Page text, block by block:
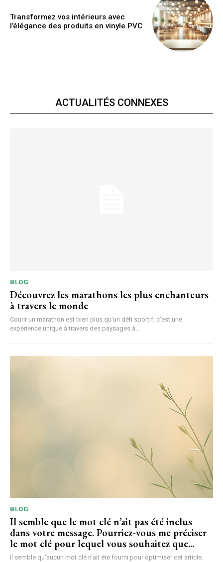
Transformez vos intérieurs avec
l’élégance des produits en vinyle PVC
ACTUALITÉS CONNEXES
BLOG
Découvrez les marathons les plus enchanteurs
à travers le monde
Courir un marathon est bien plus qu’un défi sportif, c’est une
expérience unique à travers des paysages à...
BLOG
Il semble que le mot clé n’ait pas été inclus
dans votre message. Pourriez-vous me préciser
le mot clé pour lequel vous souhaitez que...
Il semble qu'aucun mot clé n'ait été fourni pour optimiser cet article.